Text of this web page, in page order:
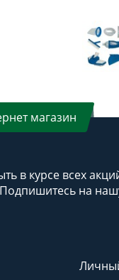
магазин
в курсе всех
Подпишитесь на